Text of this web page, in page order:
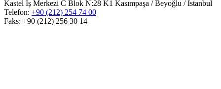
Kastel İş Merkezi C Blok N:28 K1 Kasımpaşa / Beyoğlu / İstanbul
Telefon: +90 (212) 254 74 00
Faks: +90 (212) 256 30 14